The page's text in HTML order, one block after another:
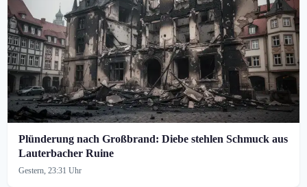
Plünderung nach Großbrand: Diebe stehlen Schmuck aus
Lauterbacher Ruine
Gestern, 23:31 Uhr